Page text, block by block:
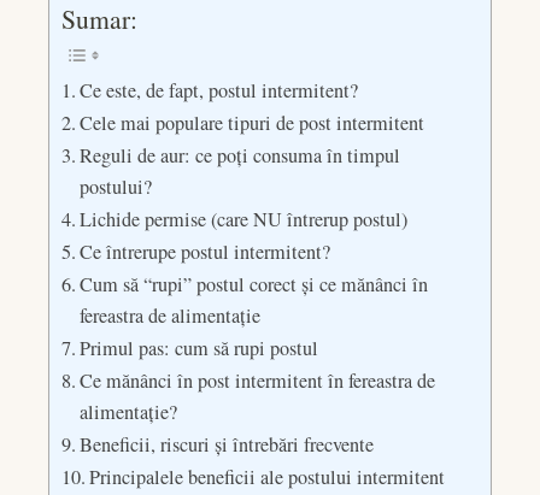
Sumar:
Ce este, de fapt, postul intermitent?
Cele mai populare tipuri de post intermitent
Reguli de aur: ce poți consuma în timpul
postului?
Lichide permise (care NU întrerup postul)
Ce întrerupe postul intermitent?
Cum să “rupi” postul corect și ce mănânci în
fereastra de alimentație
Primul pas: cum să rupi postul
Ce mănânci în post intermitent în fereastra de
alimentație?
Beneficii, riscuri și întrebări frecvente
Principalele beneficii ale postului intermitent